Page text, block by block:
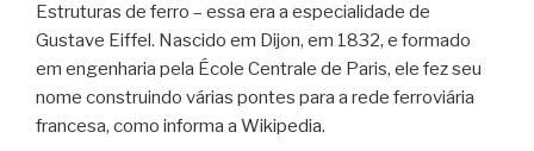
Estruturas de ferro – essa era a especialidade de
Gustave Eiffel. Nascido em Dijon, em 1832, e formado
em engenharia pela École Centrale de Paris, ele fez seu
nome construindo várias pontes para a rede ferroviária
francesa, como informa a Wikipedia.